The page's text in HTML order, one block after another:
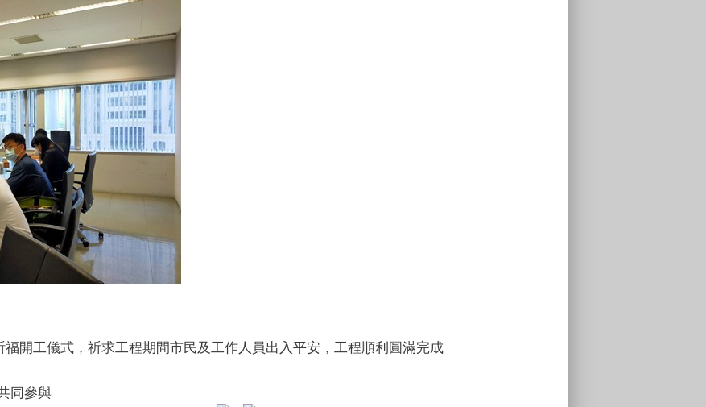
開工儀式，祈求工程期間市民及工作人員出入平安，工程順利圓滿完成
同參與